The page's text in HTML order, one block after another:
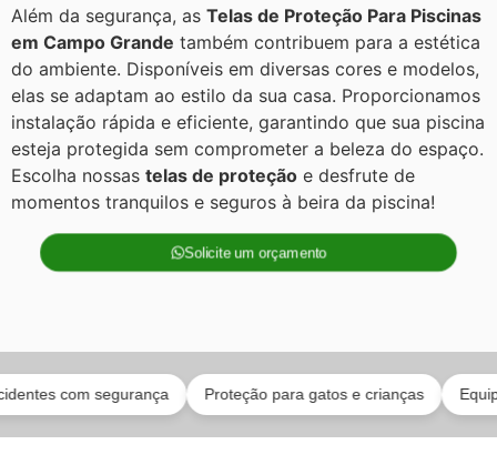
Além da segurança, as Telas de Proteção Para Piscinas
em Campo Grande também contribuem para a estética
do ambiente. Disponíveis em diversas cores e modelos,
elas se adaptam ao estilo da sua casa. Proporcionamos
instalação rápida e eficiente, garantindo que sua piscina
esteja protegida sem comprometer a beleza do espaço.
Escolha nossas telas de proteção e desfrute de
momentos tranquilos e seguros à beira da piscina!
Solicite um orçamento
com segurança Proteção para gatos e crianças Equipe